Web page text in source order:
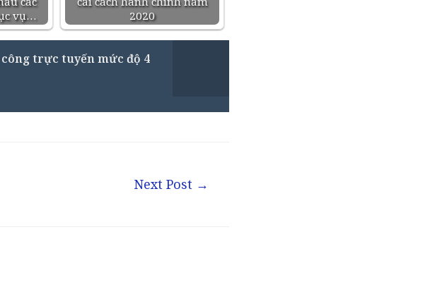
vụ…
2020
trực tuyến mức độ 4
Next Post →